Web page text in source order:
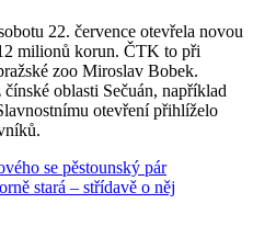
22. července otevřela novou
milionů korun. ČTK to při
zoo Miroslav Bobek.
oblasti Sečuán, například
otevření přihlíželo